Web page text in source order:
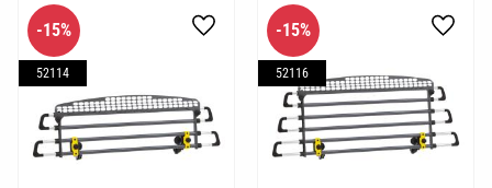
15%
52114
Lägg till i favoriter
15%
52116
Lägg